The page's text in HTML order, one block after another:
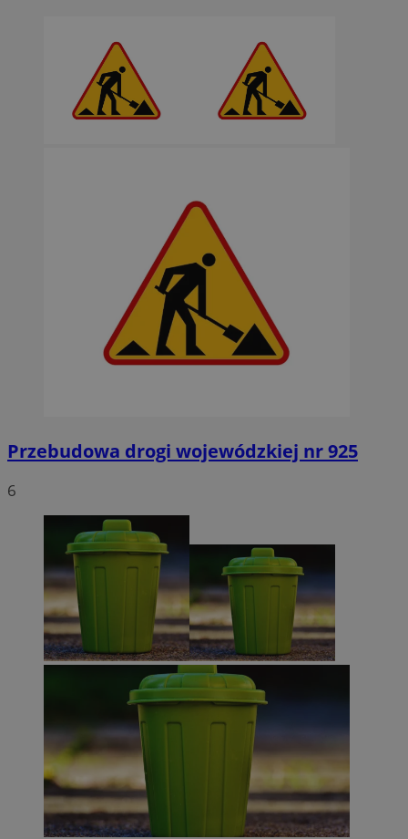
Przebudowa drogi wojewódzkiej nr 925
6